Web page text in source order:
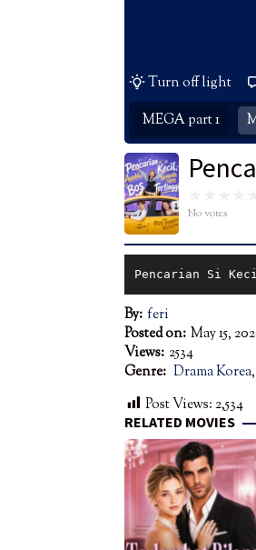
Turn off light
MEGA part 1
No votes
Pencarian Si
By: feri
Posted on: May 15,
Views: 2534
Genre: Drama Korea,
Post Views:2,534
RELATED MOVIES